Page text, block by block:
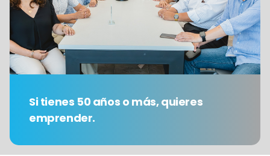
Si tienes 50 años o más, quieres
emprender.